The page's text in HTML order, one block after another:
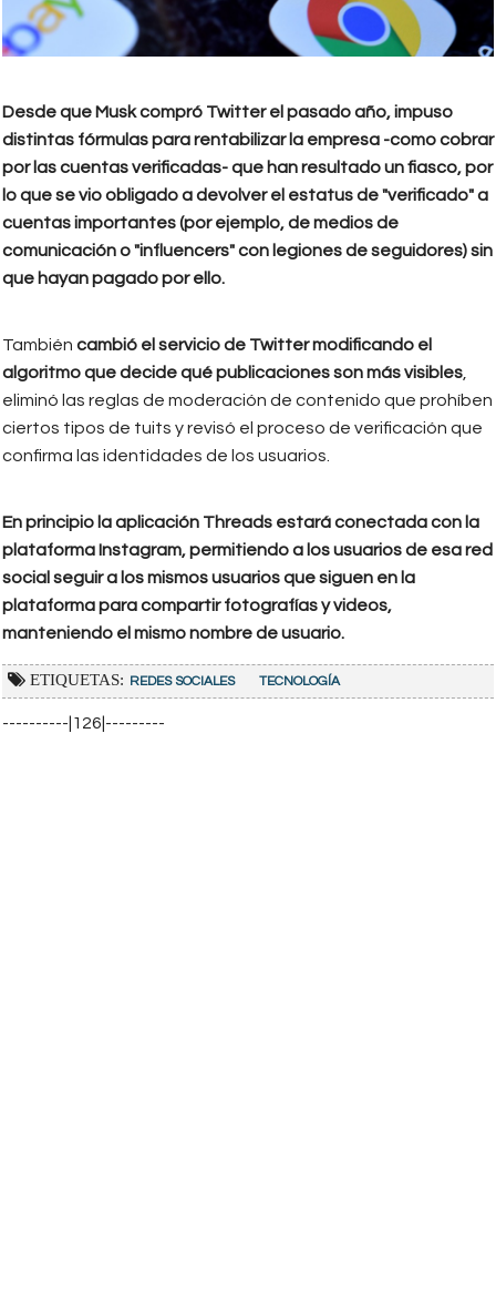
Desde que Musk compró Twitter el pasado año, impuso
distintas fórmulas para rentabilizar la empresa -como cobrar
por las cuentas verificadas- que han resultado un fiasco, por
lo que se vio obligado a devolver el estatus de "verificado" a
cuentas importantes (por ejemplo, de medios de
comunicación o "influencers" con legiones de seguidores) sin
que hayan pagado por ello.
También cambió el servicio de Twitter modificando el
algoritmo que decide qué publicaciones son más visibles
eliminó las reglas de moderación de contenido que prohíben
ciertos tipos de tuits y revisó el proceso de verificación que
confirma las identidades de los usuarios.
En principio la aplicación Threads estará conectada con la
plataforma Instagram, permitiendo a los usuarios de esa red
social seguir a los mismos usuarios que siguen en la
plataforma para compartir fotografías y videos,
manteniendo el mismo nombre de usuario.
ETIQUETAS: REDES SOCIALES TECNOLOGÍA
----------|126|---------